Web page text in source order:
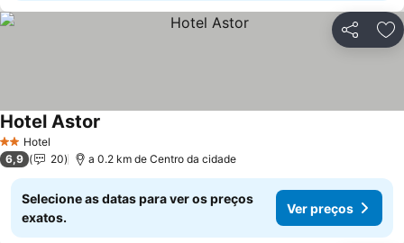
Partilhar
2 Estrelas
Hotel
Hotel Astor
6,9 20 a 0.2 km de Centro da cidade
Selecione as datas para ver os preços
exatos.
Ver preços